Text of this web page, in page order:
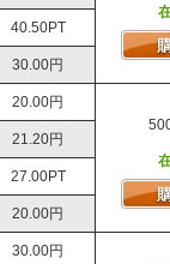
40.50PT
30.00円
20.00円
21.20円
27.00PT
20.00円
30.00円